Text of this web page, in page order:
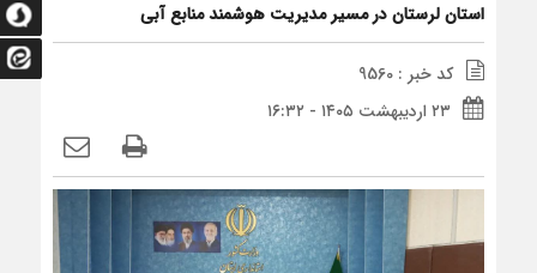
استان لرستان در مسیر مدیریت هوشمند منابع آبی
کد خبر : 9560
۲۳ اردیبهشت ۱۴۰۵ - ۱۶:۳۲